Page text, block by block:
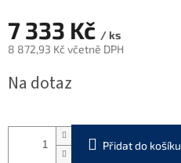
7 333 Kč / ks
8 872,93 Kč včetně DPH
cena:
Na dotaz
Přidat do košíku